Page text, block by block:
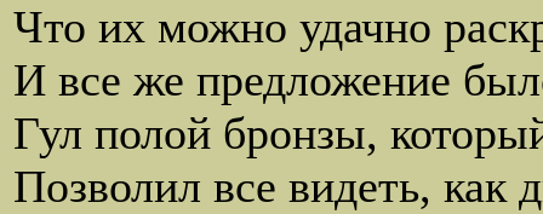
Что их можно удачно
И все же предложение
Гул полой бронзы,
Позволил все видеть,